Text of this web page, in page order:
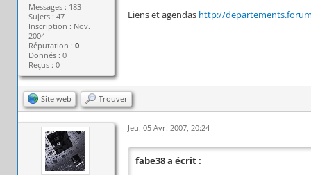
Messages : 183
Sujets : 47
Inscription : Nov.
2004
Réputation :0
Donnés : 0
Reçus : 0
Liens et agendas http://
Site web Trouver
Jeu. 05 Avr. 2007, 20:24
fabe38 a écrit :